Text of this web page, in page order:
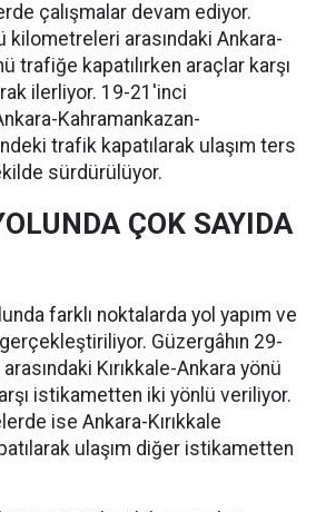
çalışmalar devam ediyor.
kilometreleri arasındaki Ankara-
trafiğe kapatılırken araçlar karşı
ilerliyor. 19-21'inci
Kahramankazan-
trafik kapatılarak ulaşım ters
sürdürülüyor.
ÇOK SAYIDA
farklı noktalarda yol yapım ve
gerçekleştiriliyor. Güzergâhın 29-
Kırıkkale-Ankara yönü
istikametten iki yönlü veriliyor.
ise Ankara-Kırıkkale
ulaşım diğer istikametten